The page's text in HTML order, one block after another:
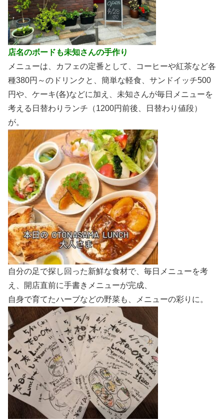
店名のボードも未知さんの手作り
メニューは、カフェの定番として、コーヒーや紅茶など各
種380円～のドリンクと、簡単な軽食、サンドイッチ500
円や、ケーキ(各)などに加え、未知さんが毎日メニューを
考える日替わりランチ（1200円前後、日替わり値段）
が。
自分の足で探し回った新鮮な食材で、毎日メニューを考
え、開店直前に手書きメニューが完成、
自身で育てたハーブなどの野菜も、メニューの彩りに。